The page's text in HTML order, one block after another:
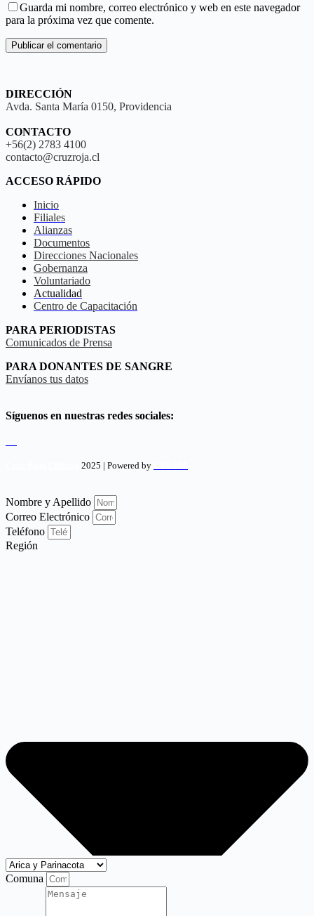
Guarda mi nombre, correo electrónico y web en este navegador
para la próxima vez que comente.
Publicar el comentario
DIRECCIÓN
Avda. Santa María 0150, Providencia
CONTACTO
+56(2) 2783 4100
contacto@cruzroja.cl
ACCESO RÁPIDO
Inicio
Filiales
Alianzas
Documentos
Direcciones Nacionales
Gobernanza
Voluntariado
Actualidad
Centro de Capacitación
PARA PERIODISTAS
Comunicados de Prensa
PARA DONANTES DE SANGRE
Envíanos tus datos
Síguenos en nuestras redes sociales:
2025 | Powered by
Nombre y Apellido
Correo Electrónico
Teléfono
Región
Comuna